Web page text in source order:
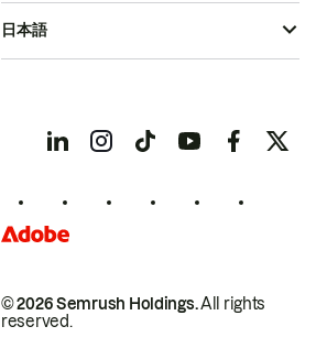
© 2026 Semrush Holdings.All rights
reserved.
日本語